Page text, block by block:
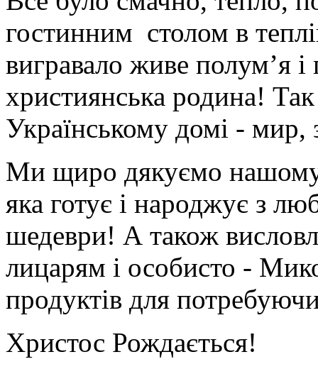
гостинним столом в
вигравало живе полум’я і
християнська родина!
Українському домі - мир,
Ми щиро дякуємо
яка готує і народжує з
шедеври! А також
лицарям і особисто -
продуктів для
Христос Рождається!